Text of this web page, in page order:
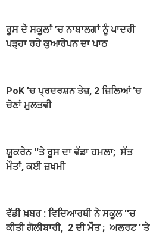
ਰੂਸ ਦੇ ਸਕੂਲਾਂ ’ਚ ਨਾਬਾਲਗਾਂ ਨੂੰ ਪਾਦਰੀ
ਪੜ੍ਹਾ ਰਹੇ ਕੁਆਰੇਪਨ ਦਾ ਪਾਠ
PoK ’ਚ ਪ੍ਰਦਰਸ਼ਨ ਤੇਜ਼, 2 ਜ਼ਿਲਿਆਂ ’ਚ
ਚੋਣਾਂ ਮੁਲਤਵੀ
ਯੂਕਰੇਨ ''ਤੇ ਰੂਸ ਦਾ ਵੱਡਾ ਹਮਲਾ; ਸੱਤ
ਮੌਤਾਂ, ਕਈ ਜ਼ਖਮੀ
ਵੱਡੀ ਖ਼ਬਰ : ਵਿਦਿਆਰਥੀ ਨੇ ਸਕੂਲ ''ਚ
ਕੀਤੀ ਗੋਲੀਬਾਰੀ, 2 ਦੀ ਮੌਤ ; ਅਲਰਟ ''ਤੇ